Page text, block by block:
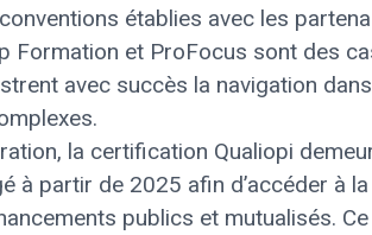
établies avec les
Formation et ProFocus sont des
avec succès la navigation
la certification Qualiopi
à partir de 2025 afin d’accéder à la
publics et mutualisés. Ce